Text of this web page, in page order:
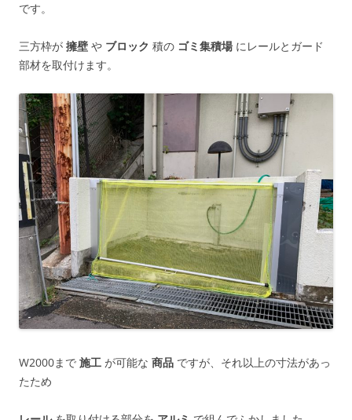
です。
三方枠が 擁壁 や ブロック 積の ゴミ集積場 にレールとガード
部材を取付けます。
W2000まで 施工 が可能な 商品 ですが、それ以上の寸法があっ
たため